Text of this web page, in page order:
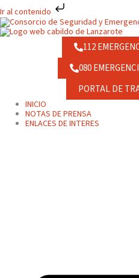
Ir al contenido
al
contenido
112
080
PORTAL DE
INICIO
NOTAS DE PRENSA
ENLACES DE INTERES